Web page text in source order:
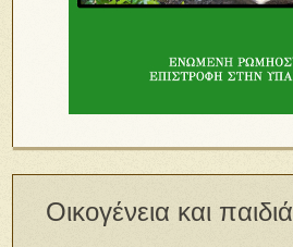
Οικογένεια και παιδιά